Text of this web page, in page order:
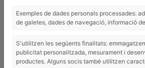
5 consells per
aquest
5 CONSELLS PER SENTIR-TE
HIVERN
Exemples de dades personals processades:
de galetes, dades de navegació, informació
S'utilitzen les següents finalitats:
publicitat personalitzada, mesurament i
productes. Alguns socis també utilitzen